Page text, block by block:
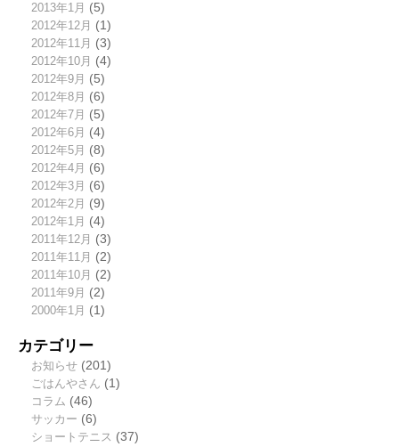
2013年1月 (5)
2012年12月 (1)
2012年11月 (3)
2012年10月 (4)
2012年9月 (5)
2012年8月 (6)
2012年7月 (5)
2012年6月 (4)
2012年5月 (8)
2012年4月 (6)
2012年3月 (6)
2012年2月 (9)
2012年1月 (4)
2011年12月 (3)
2011年11月 (2)
2011年10月 (2)
2011年9月 (2)
2000年1月 (1)
カテゴリー
お知らせ(201)
ごはんやさん (1)
コラム (46)
サッカー (6)
ショートテニス (37)